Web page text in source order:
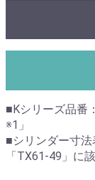
■Kシリーズ品番
※1」
■シリンダー寸
「TX61-49」に